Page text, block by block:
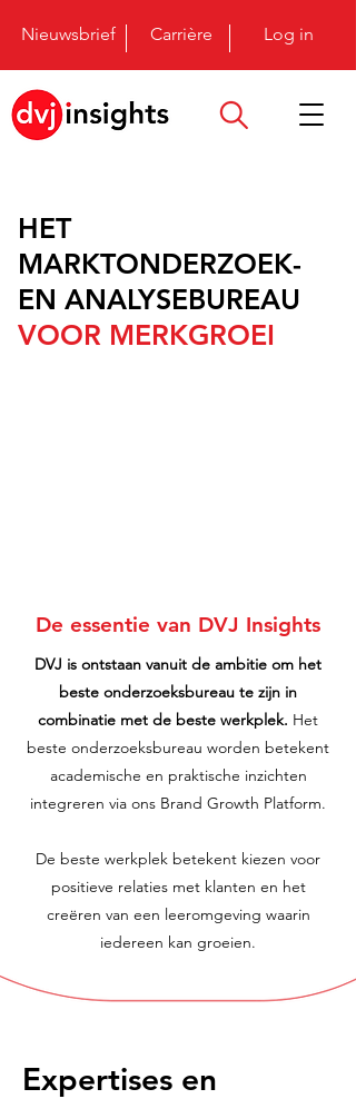
Nieuwsbrief Carrière Log in
HET
MARKTONDERZOEK-
EN ANALYSEBUREAU
VOOR MERKGROEI
De essentie van DVJ Insights
DVJ is ontstaan ​​vanuit de ambitie om het
beste onderzoeksbureau te zijn in
combinatie met de beste werkplek. Het
beste onderzoeksbureau worden betekent
academische en praktische inzichten
integreren via ons Brand Growth Platform.
De beste werkplek betekent kiezen voor
positieve relaties met klanten en het
creëren van een leeromgeving waarin
iedereen kan groeien.
Expertises en